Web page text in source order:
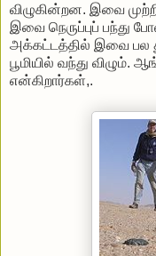
விழுகின்றன. இவை
இவை நெருப்புப் பந்து
அக்கட்டத்தில் இவை பல
பூமியில் வந்து விழும்.
என்கிறார்கள்,.